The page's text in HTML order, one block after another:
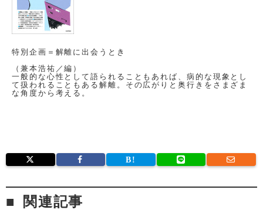
特別企画＝解離に出会うとき
（兼本浩祐／編）
一般的な心性として語られることもあれば、病的な現象とし
て扱われることもある解離。その広がりと奥行きをさまざま
な角度から考える。
関連記事